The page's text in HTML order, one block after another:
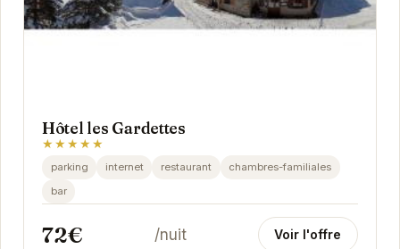
Hôtel les Gardettes
★★★★★
parking internet restaurant
chambres-familiales
bar
72€ /nuit Voir l'offre